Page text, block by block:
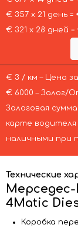
€ 357 х 21 день
€ 321 х 28 дней
€ 3 / км – Цена
€ 6000 – Залог/
Залоговая
карте
наличными при
Технические
Мерседес-
4Matic
Коробка